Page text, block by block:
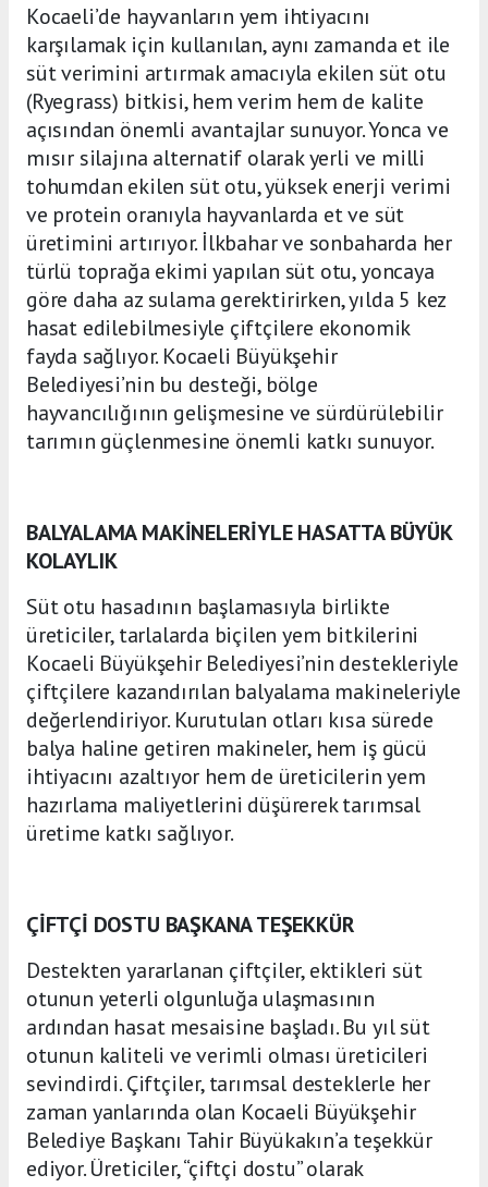
Kocaeli’de hayvanların yem ihtiyacını
karşılamak için kullanılan, aynı zamanda et ile
süt verimini artırmak amacıyla ekilen süt otu
(Ryegrass) bitkisi, hem verim hem de kalite
açısından önemli avantajlar sunuyor. Yonca ve
mısır silajına alternatif olarak yerli ve milli
tohumdan ekilen süt otu, yüksek enerji verimi
ve protein oranıyla hayvanlarda et ve süt
üretimini artırıyor. İlkbahar ve sonbaharda her
türlü toprağa ekimi yapılan süt otu, yoncaya
göre daha az sulama gerektirirken, yılda 5 kez
hasat edilebilmesiyle çiftçilere ekonomik
fayda sağlıyor. Kocaeli Büyükşehir
Belediyesi’nin bu desteği, bölge
hayvancılığının gelişmesine ve sürdürülebilir
tarımın güçlenmesine önemli katkı sunuyor.
BALYALAMA MAKİNELERİYLE HASATTA BÜYÜK
KOLAYLIK
Süt otu hasadının başlamasıyla birlikte
üreticiler, tarlalarda biçilen yem bitkilerini
Kocaeli Büyükşehir Belediyesi’nin destekleriyle
çiftçilere kazandırılan balyalama makineleriyle
değerlendiriyor. Kurutulan otları kısa sürede
balya haline getiren makineler, hem iş gücü
ihtiyacını azaltıyor hem de üreticilerin yem
hazırlama maliyetlerini düşürerek tarımsal
üretime katkı sağlıyor.
ÇİFTÇİ DOSTU BAŞKANA TEŞEKKÜR
Destekten yararlanan çiftçiler, ektikleri süt
otunun yeterli olgunluğa ulaşmasının
ardından hasat mesaisine başladı. Bu yıl süt
otunun kaliteli ve verimli olması üreticileri
sevindirdi. Çiftçiler, tarımsal desteklerle her
zaman yanlarında olan Kocaeli Büyükşehir
Belediye Başkanı Tahir Büyükakın’a teşekkür
ediyor. Üreticiler, “çiftçi dostu” olarak